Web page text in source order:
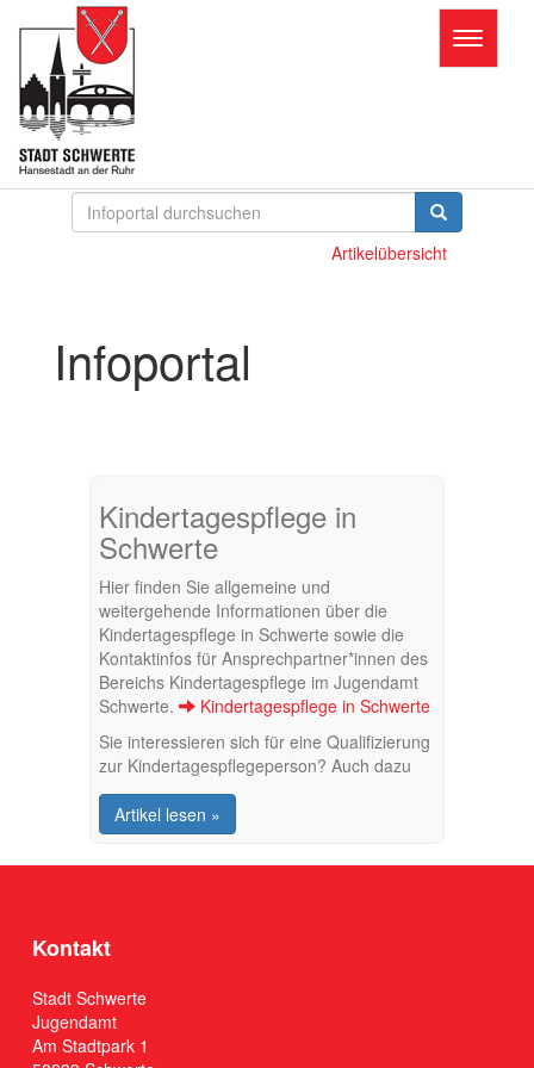
Toggle
Artikelübersicht
Infoportal
Kindertagespflege in
Schwerte
Hier finden Sie allgemeine und
weitergehende Informationen über die
Kindertagespflege in Schwerte sowie die
Kontaktinfos für Ansprechpartner*innen des
Bereichs Kindertagespflege im Jugendamt
Schwerte.
Kindertagespflege in Schwerte
Sie interessieren sich für eine Qualifizierung
zur Kindertagespflegeperson? Auch dazu
finde Sie hier die wichtigsten Informationen.
Qualifizierung zur
Kindertagespflegeperson
Artikel lesen »
Kontakt
Stadt Schwerte
Jugendamt
Am Stadtpark 1